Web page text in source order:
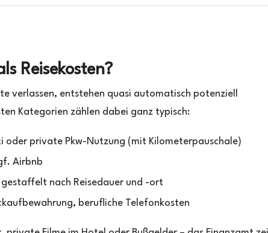
Reisekosten?
verlassen, entstehen quasi automatisch potenziell
Kategorien zählen dabei ganz typisch:
oder private Pkw-Nutzung (mit Kilometerpauschale)
Airbnb
gestaffelt nach Reisedauer und -ort
berufliche Telefonkosten